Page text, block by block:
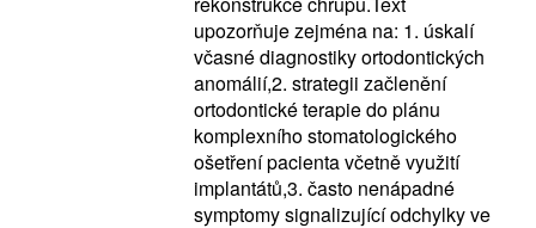
upozorňuje zejména na: 1. úskalí
včasné diagnostiky ortodontických
anomálií,2. strategii začlenění
ortodontické terapie do plánu
komplexního stomatologického
ošetření pacienta včetně využití
implantátů,3. často nenápadné
symptomy signalizující odchylky ve